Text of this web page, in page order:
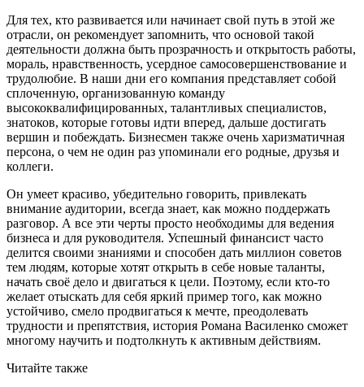
Для тех, кто развивается или начинает свой путь в этой же
отрасли, он рекомендует запомнить, что основой такой
деятельности должна быть прозрачность и открытость работы,
мораль, нравственность, усердное самосовершенствование и
трудолюбие. В наши дни его компания представляет собой
сплоченную, организованную команду
высококвалифицированных, талантливых специалистов,
знатоков, которые готовы идти вперед, дальше достигать
вершин и побеждать. Бизнесмен также очень харизматичная
персона, о чем не один раз упоминали его родные, друзья и
коллеги.
Он умеет красиво, убедительно говорить, привлекать
внимание аудитории, всегда знает, как можно поддержать
разговор. А все эти черты просто необходимы для ведения
бизнеса и для руководителя. Успешный финансист часто
делится своими знаниями и способен дать миллион советов
тем людям, которые хотят открыть в себе новые таланты,
начать своё дело и двигаться к цели. Поэтому, если кто-то
желает отыскать для себя яркий пример того, как можно
устойчиво, смело продвигаться к мечте, преодолевать
трудности и препятствия, история Романа Василенко сможет
многому научить и подтолкнуть к активным действиям.
Читайте также